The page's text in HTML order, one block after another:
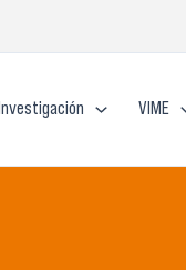
Investigación VIME